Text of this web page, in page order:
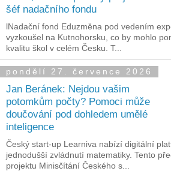
šéf nadačního fondu
lNadační fond Eduzměna pod vedením
vyzkoušel na Kutnohorsku, co by mohlo
kvalitu škol v celém Česku. T...
pondělí 27. července 2026
Jan Beránek: Nejdou vašim
potomkům počty? Pomoci může
doučování pod dohledem umělé
inteligence
Český start-up Learniva nabízí digitální
jednodušší zvládnutí matematiky. Tento
projektu Minisčítání Českého s...